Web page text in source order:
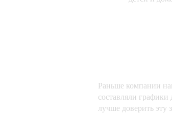
Раньше компании
составляли
лучше доверить эту